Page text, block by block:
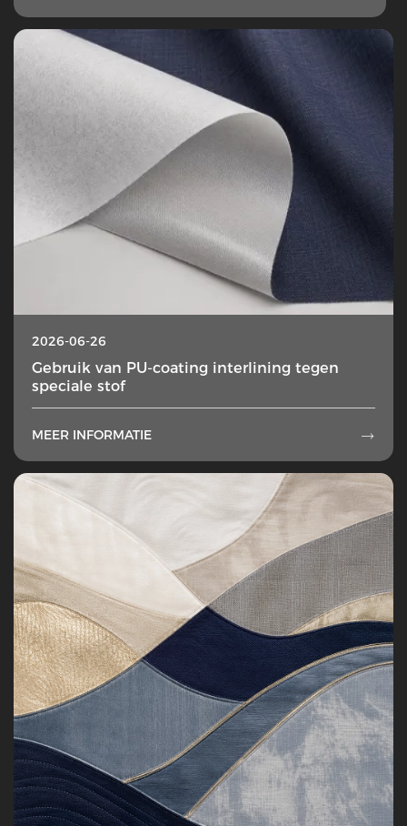
2026-06-26
Gebruik van PU-coating interlining tegen
speciale stof
MEER INFORMATIE 